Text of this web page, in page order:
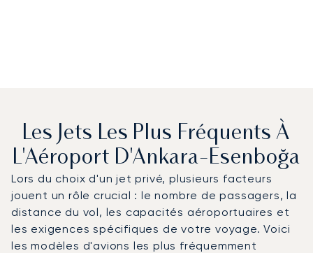
Les Jets Les Plus Fréquents À
L'Aéroport D'Ankara-Esenboğa
Lors du choix d'un jet privé, plusieurs facteurs
jouent un rôle crucial : le nombre de passagers, la
distance du vol, les capacités aéroportuaires et
les exigences spécifiques de votre voyage. Voici
les modèles d'avions les plus fréquemment